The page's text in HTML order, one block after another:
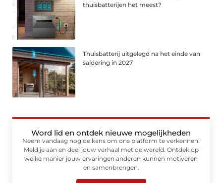
thuisbatterijen het meest?
Thuisbatterij uitgelegd na het einde van
saldering in 2027
Word lid en ontdek nieuwe mogelijkheden
Neem vandaag nog de kans om ons platform te verkennen!
Meld je aan en deel jouw verhaal met de wereld. Ontdek op
welke manier jouw ervaringen anderen kunnen motiveren
en samenbrengen.